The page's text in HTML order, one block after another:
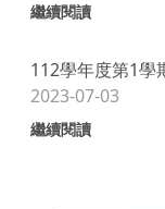
繼續閱讀
112學年度第1學
2023-07-03
繼續閱讀